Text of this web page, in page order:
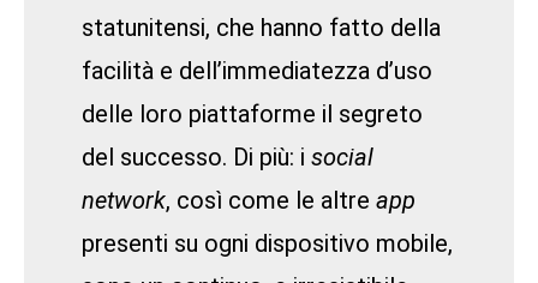
statunitensi, che hanno fatto della
facilità e dell’immediatezza d’uso
delle loro piattaforme il segreto
del successo. Di più: i social
network, così come le altre app
presenti su ogni dispositivo mobile,